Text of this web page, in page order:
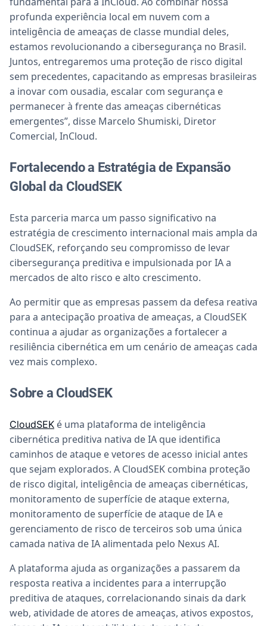
profunda experiência local em nuvem com a
inteligência de ameaças de classe mundial deles,
estamos revolucionando a cibersegurança no Brasil.
Juntos, entregaremos uma proteção de risco digital
sem precedentes, capacitando as empresas brasileiras
a inovar com ousadia, escalar com segurança e
permanecer à frente das ameaças cibernéticas
emergentes”, disse Marcelo Shumiski, Diretor
Comercial, InCloud.
Fortalecendo a Estratégia de Expansão
Global da CloudSEK
Esta parceria marca um passo significativo na
estratégia de crescimento internacional mais ampla da
CloudSEK, reforçando seu compromisso de levar
cibersegurança preditiva e impulsionada por IA a
mercados de alto risco e alto crescimento.
Ao permitir que as empresas passem da defesa reativa
para a antecipação proativa de ameaças, a CloudSEK
continua a ajudar as organizações a fortalecer a
resiliência cibernética em um cenário de ameaças cada
vez mais complexo.
Sobre a CloudSEK
CloudSEK é uma plataforma de inteligência
cibernética preditiva nativa de IA que identifica
caminhos de ataque e vetores de acesso inicial antes
que sejam explorados. A CloudSEK combina proteção
de risco digital, inteligência de ameaças cibernéticas,
monitoramento de superfície de ataque externa,
monitoramento de superfície de ataque de IA e
gerenciamento de risco de terceiros sob uma única
camada nativa de IA alimentada pelo Nexus AI.
A plataforma ajuda as organizações a passarem da
resposta reativa a incidentes para a interrupção
preditiva de ataques, correlacionando sinais da dark
web, atividade de atores de ameaças, ativos expostos,